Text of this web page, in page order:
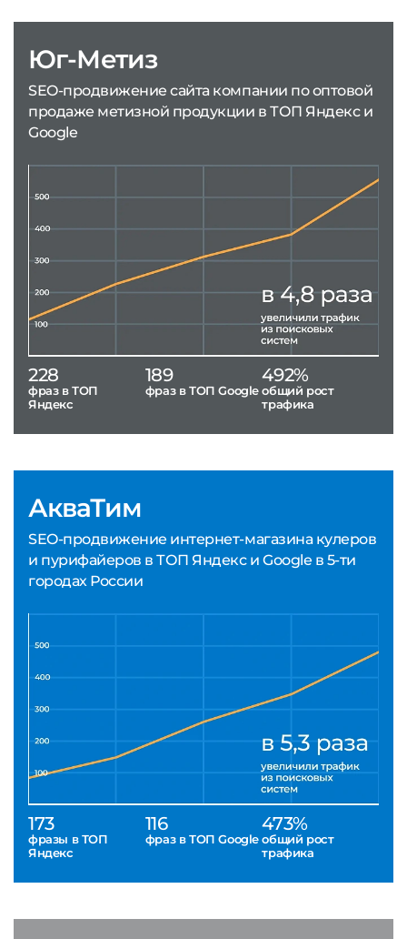
АкваТим
SEO-продвижение интернет-магазина кулеров
и пурифайеров в ТОП Яндекс и Google в 5-ти
городах России
173
фразы в ТОП
Яндекс
116
фраз в ТОП Google
473%
общий рост
трафика
Юг-Метиз
SEO-продвижение сайта компании по оптовой
продаже метизной продукции в ТОП Яндекс и
Google
228
фраз в ТОП
Яндекс
189
фраз в ТОП Google
492%
общий рост
трафика